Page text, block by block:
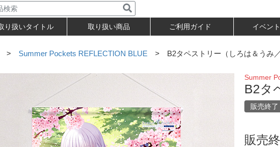
り扱いタイトル 取り扱い商品 ご利用ガイド イベン
> Summer Pockets REFLECTION BLUE > B2タペストリー（しろは＆うみ／
Summer
B2タ
販売終了
販売